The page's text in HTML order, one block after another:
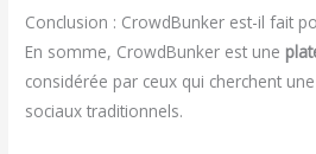
Conclusion : CrowdBunker est-il fait
En somme, CrowdBunker est une
considérée par ceux qui cherchent une
sociaux traditionnels.